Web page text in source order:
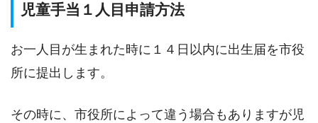
児童手当１人目申請方法
お一人目が生まれた時に１４日以内に出生届を市役
所に提出します。
その時に、市役所によって違う場合もありますが児